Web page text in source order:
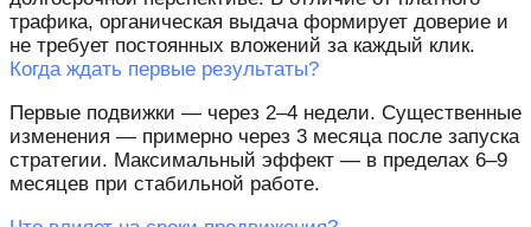
трафика, органическая выдача формирует доверие и
не требует постоянных вложений за каждый клик.
Когда ждать первые результаты?
Первые подвижки — через 2–4 недели. Существенные
изменения — примерно через 3 месяца после запуска
стратегии. Максимальный эффект — в пределах 6–9
месяцев при стабильной работе.